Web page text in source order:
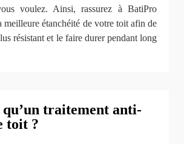
voulez. Ainsi, rassurez à BatiPro
étanchéité de votre toit afin de
résistant et le faire durer pendant long
qu’un traitement anti-
toit ?